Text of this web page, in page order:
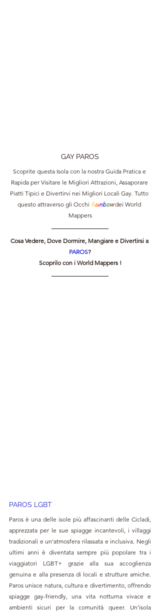
GAY PAROS
Scoprite questa Isola con la nostra Guida Pratica e
Rapida per Visitare le Migliori Attrazioni, Assaporare
Piatti Tipici e Divertirvi nei Migliori Locali Gay. Tutto
questo attraverso gli Occhi Rainbow dei World
Mappers
Cosa Vedere, Dove Dormire, Mangiare e Divertirsi a
PAROS?
Scoprilo con i World Mappers !
PAROS LGBT
Paros è una delle isole più affascinanti delle Cicladi,
apprezzata per le sue spiagge incantevoli, i villaggi
tradizionali e un’atmosfera rilassata e inclusiva. Negli
ultimi anni è diventata sempre più popolare tra i
viaggiatori LGBT+ grazie alla sua accoglienza
genuina e alla presenza di locali e strutture amiche.
Paros unisce natura, cultura e divertimento, offrendo
spiagge gay-friendly, una vita notturna vivace e
ambienti sicuri per la comunità queer. Un’isola